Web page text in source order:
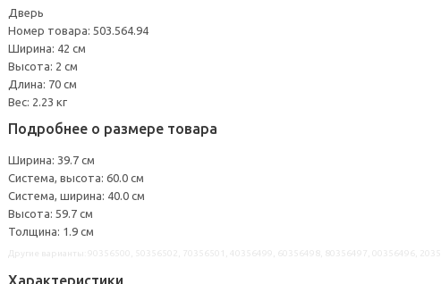
Дверь
Номер товара: 503.564.94
Ширина: 42 см
Высота: 2 см
Длина: 70 см
Вес: 2.23 кг
Подробнее о размере товара
Ширина: 39.7 см
Система, высота: 60.0 см
Система, ширина: 40.0 см
Высота: 59.7 см
Толщина: 1.9 см
Характеристики